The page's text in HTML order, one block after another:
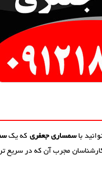
باسمساری جعفری که یک
مجرب آن که در سریع